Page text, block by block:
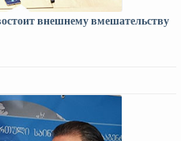
внешнему вмешательству